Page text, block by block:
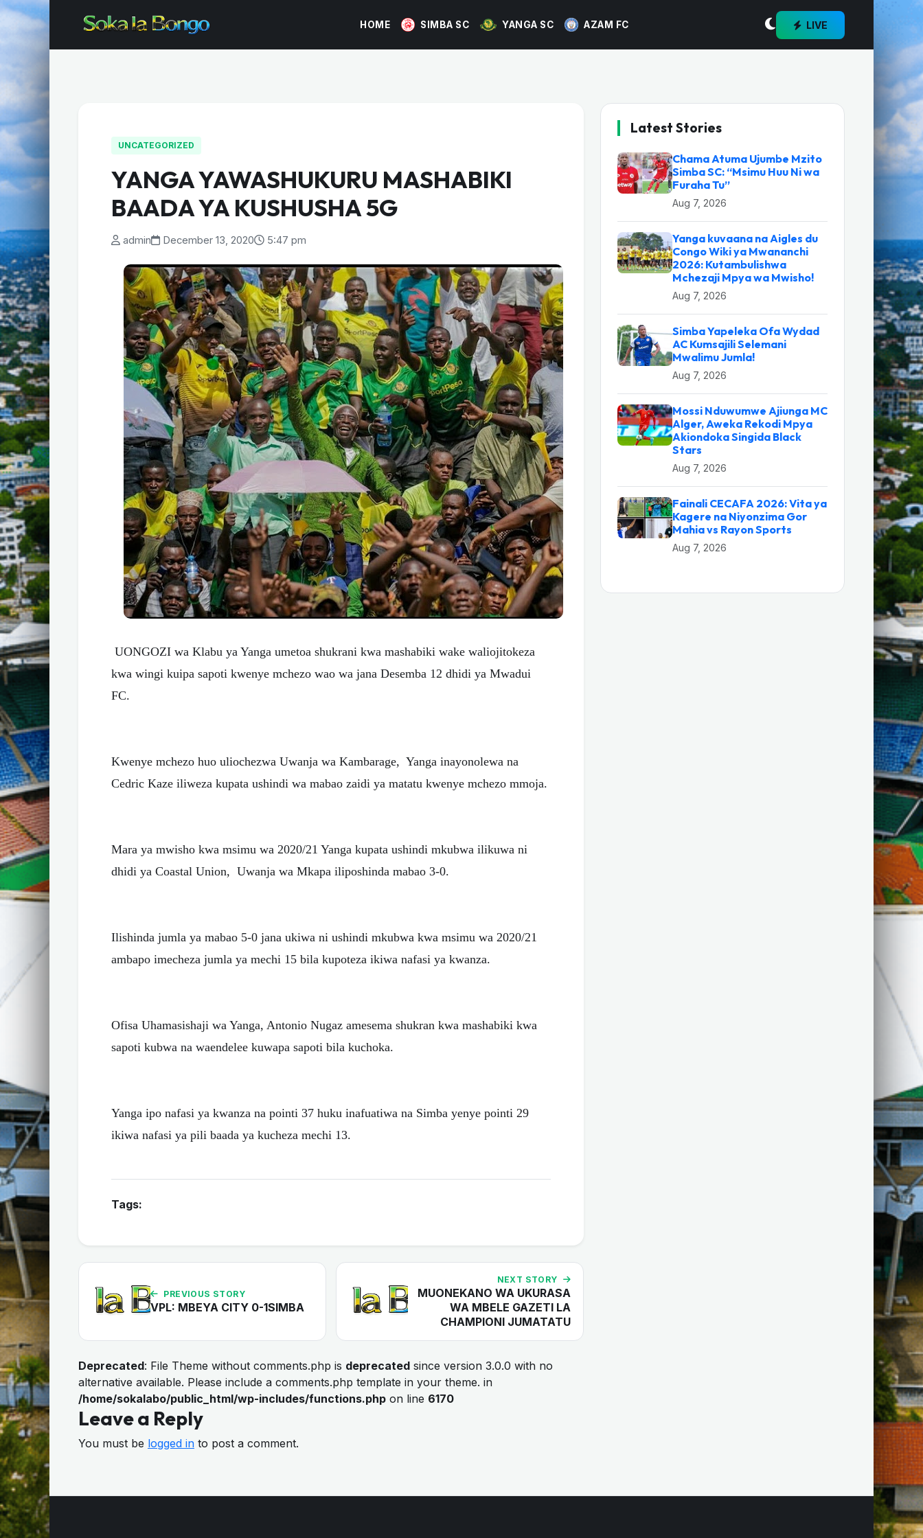
HOME SIMBA SC YANGA SC AZAM FC LIVE
UNCATEGORIZED
YANGA YAWASHUKURU MASHABIKI
BAADA YA KUSHUSHA 5G
admin December 13, 2020 5:47 pm
UONGOZI wa Klabu ya Yanga umetoa shukrani kwa mashabiki wake waliojitokeza
kwa wingi kuipa sapoti kwenye mchezo wao wa jana Desemba 12 dhidi ya Mwadui
FC.
Kwenye mchezo huo uliochezwa Uwanja wa Kambarage, Yanga inayonolewa na
Cedric Kaze iliweza kupata ushindi wa mabao zaidi ya matatu kwenye mchezo mmoja.
Mara ya mwisho kwa msimu wa 2020/21 Yanga kupata ushindi mkubwa ilikuwa ni
dhidi ya Coastal Union, Uwanja wa Mkapa iliposhinda mabao 3-0.
Ilishinda jumla ya mabao 5-0 jana ukiwa ni ushindi mkubwa kwa msimu wa 2020/21
ambapo imecheza jumla ya mechi 15 bila kupoteza ikiwa nafasi ya kwanza.
Ofisa Uhamasishaji wa Yanga, Antonio Nugaz amesema shukran kwa mashabiki kwa
sapoti kubwa na waendelee kuwapa sapoti bila kuchoka.
Yanga ipo nafasi ya kwanza na pointi 37 huku inafuatiwa na Simba yenye pointi 29
ikiwa nafasi ya pili baada ya kucheza mechi 13.
Tags:
PREVIOUS STORY
VPL: MBEYA CITY 0-1SIMBA
NEXT STORY
MUONEKANO WA UKURASA
WA MBELE GAZETI LA
CHAMPIONI JUMATATU
Deprecated: File Theme without comments.php is deprecated since version 3.0.0 with no
alternative available. Please include a comments.php template in your theme. in
/home/sokalabo/public_html/wp-includes/functions.php on line 6170
Leave a Reply
You must be logged in to post a comment.
Latest Stories
Chama Atuma Ujumbe Mzito
Simba SC: “Msimu Huu Ni wa
Furaha Tu”
Aug 7, 2026
Yanga kuvaana na Aigles du
Congo Wiki ya Mwananchi
2026: Kutambulishwa
Mchezaji Mpya wa Mwisho!
Aug 7, 2026
Simba Yapeleka Ofa Wydad
AC Kumsajili Selemani
Mwalimu Jumla!
Aug 7, 2026
Mossi Nduwumwe Ajiunga MC
Alger, Aweka Rekodi Mpya
Akiondoka Singida Black
Stars
Aug 7, 2026
Fainali CECAFA 2026: Vita ya
Kagere na Niyonzima Gor
Mahia vs Rayon Sports
Aug 7, 2026